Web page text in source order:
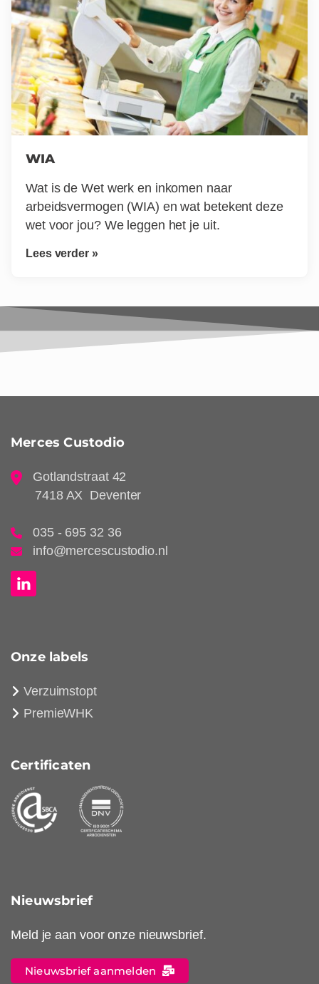
WIA
Wat is de Wet werk en inkomen naar
arbeidsvermogen (WIA) en wat betekent deze
wet voor jou? We leggen het je uit.
Lees verder »
Merces Custodio
Gotlandstraat 42
7418 AX Deventer
035 - 695 32 36
info@mercescustodio.nl
Onze labels
Verzuimstopt
PremieWHK
Certificaten
Nieuwsbrief
Meld je aan voor onze nieuwsbrief.
Nieuwsbrief aanmelden